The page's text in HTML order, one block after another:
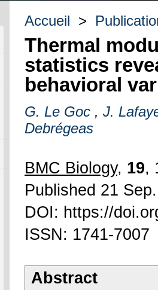
Accueil >
Thermal
statistics
behavioral
G. Le Goc , J.
Debrégeas
BMC Biology, 19,
Published 21
DOI: https://
ISSN: 1741-7007
Abstract